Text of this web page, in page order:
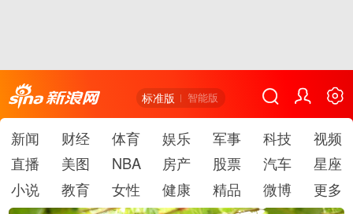
标准版 智能版
新闻 财经 体育 娱乐 军事 科技
视频
直播
美图 NBA 房产 股票 汽车
星座
小说
教育 女性 健康 精品 微博 更多